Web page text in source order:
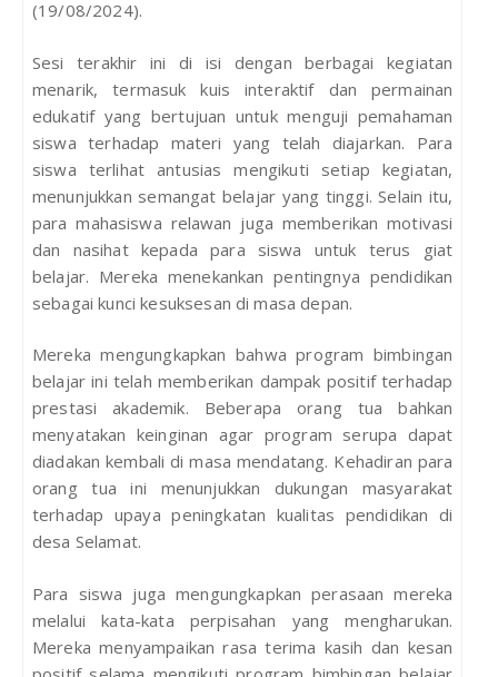
(19/08/2024).
Sesi terakhir ini di isi dengan berbagai kegiatan
menarik, termasuk kuis interaktif dan permainan
edukatif yang bertujuan untuk menguji pemahaman
siswa terhadap materi yang telah diajarkan. Para
siswa terlihat antusias mengikuti setiap kegiatan,
menunjukkan semangat belajar yang tinggi. Selain itu,
para mahasiswa relawan juga memberikan motivasi
dan nasihat kepada para siswa untuk terus giat
belajar. Mereka menekankan pentingnya pendidikan
sebagai kunci kesuksesan di masa depan.
Mereka mengungkapkan bahwa program bimbingan
belajar ini telah memberikan dampak positif terhadap
prestasi akademik. Beberapa orang tua bahkan
menyatakan keinginan agar program serupa dapat
diadakan kembali di masa mendatang. Kehadiran para
orang tua ini menunjukkan dukungan masyarakat
terhadap upaya peningkatan kualitas pendidikan di
desa Selamat.
Para siswa juga mengungkapkan perasaan mereka
melalui kata-kata perpisahan yang mengharukan.
Mereka menyampaikan rasa terima kasih dan kesan